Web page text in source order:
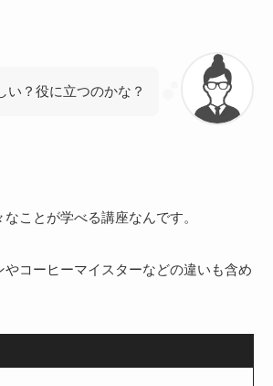
い？役に立つのかな？
ことが学べる講座なんです。
コーヒーマイスターなどの違いも含め